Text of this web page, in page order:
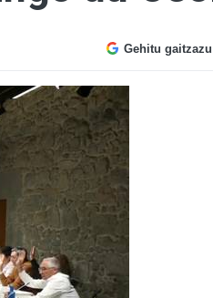
Gehitu